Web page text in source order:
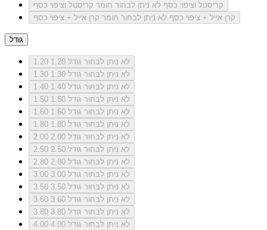
קריסטל וציפוי כסף לא ניתן לבחור חומר קריסטל וציפוי כסף
קרן אייל + ציפוי כסף לא ניתן לבחור חומר קרן אייל + ציפוי כסף
גודל
1.20
לא ניתן לבחור גודל 1.20
1.30
לא ניתן לבחור גודל 1.30
1.40
לא ניתן לבחור גודל 1.40
1.50
לא ניתן לבחור גודל 1.50
1.60
לא ניתן לבחור גודל 1.60
1.80
לא ניתן לבחור גודל 1.80
2.00
לא ניתן לבחור גודל 2.00
2.50
לא ניתן לבחור גודל 2.50
2.80
לא ניתן לבחור גודל 2.80
3.00
לא ניתן לבחור גודל 3.00
3.50
לא ניתן לבחור גודל 3.50
3.60
לא ניתן לבחור גודל 3.60
3.80
לא ניתן לבחור גודל 3.80
4.00
לא ניתן לבחור גודל 4.00